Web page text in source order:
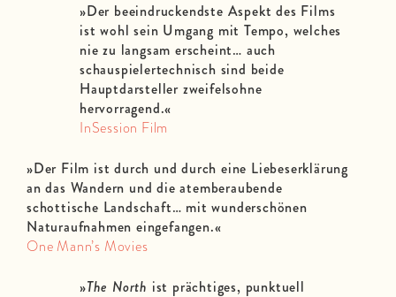
»Der beeindruckendste Aspekt des Films
ist wohl sein Umgang mit Tempo, welches
nie zu langsam erscheint… auch
schauspielertechnisch sind beide
Hauptdarsteller zweifelsohne
hervorragend.«
InSession Film
»Der Film ist durch und durch eine Liebeserklärung
an das Wandern und die atemberaubende
schottische Landschaft… mit wunderschönen
Naturaufnahmen eingefangen.«
One Mann’s Movies
»The North ist prächtiges, punktuell